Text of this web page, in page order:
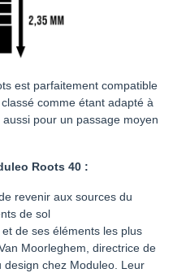
est parfaitement compatible
comme étant adapté à
pour un passage moyen
Roots 40 :
revenir aux sources du
de sol
et de ses éléments les plus
Moorleghem, directrice de
design chez Moduleo. Leur